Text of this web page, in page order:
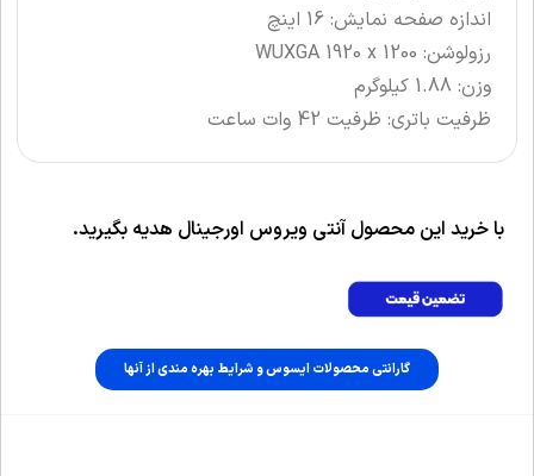
اندازه صفحه نمایش: 16 اینچ
رزولوشن: WUXGA 1920 x 1200
وزن: 1.88 کیلوگرم
ظرفیت باتری: ظرفیت 42 وات ساعت
با خرید این محصول آنتی ویروس اورجینال هدیه بگیرید.
گارانتی محصولات ایسوس و شرایط بهره مندی از آنها